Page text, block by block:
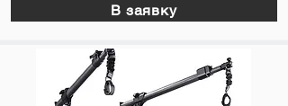
В заявку